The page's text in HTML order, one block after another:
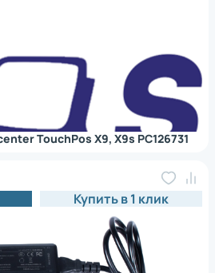
TouchPos Х9, Х9s PC126731
Купить в 1 клик